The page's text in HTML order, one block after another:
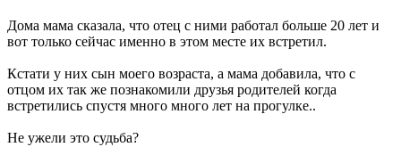
Дома мама сказала, что отец с ними работал больше 20 лет и
вот только сейчас именно в этом месте их встретил.
Кстати у них сын моего возраста, а мама добавила, что с
отцом их так же познакомили друзья родителей когда
встретились спустя много много лет на прогулке..
Не ужели это судьба?